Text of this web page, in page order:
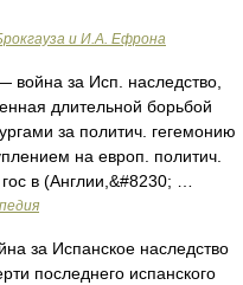
и И.А. Ефрона
война за Исп. наследство,
длительной борьбой
за политич. гегемонию
на европ. политич.
в (Англии,&#8230; …
за Испанское наследство
последнего испанского